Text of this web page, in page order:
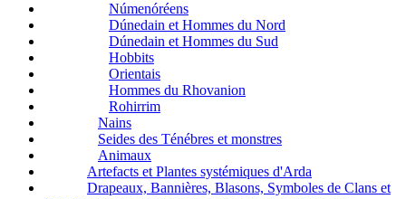
Númenóréens
Dúnedain et Hommes du Nord
Dúnedain et Hommes du Sud
Hobbits
Orientais
Hommes du Rhovanion
Rohirrim
Nains
Seides des Ténébres et monstres
Animaux
Artefacts et Plantes systémiques d'Arda
Drapeaux, Bannières, Blasons, Symboles de Clans et